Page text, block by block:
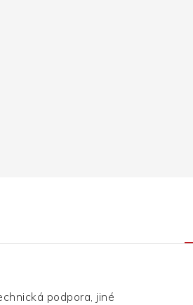
podpora, jiné